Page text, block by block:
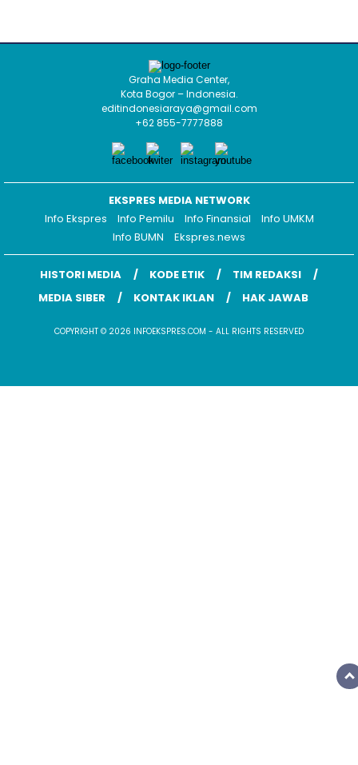
Graha Media Center,
Kota Bogor – Indonesia.
editindonesiaraya@gmail.com
+62 855-7777888
EKSPRES MEDIA NETWORK
Info Ekspres
Info Pemilu Info Finansial
Info UMKM
Info BUMN
Ekspres.news
HISTORI MEDIA KODE ETIK
TIM REDAKSI
MEDIA SIBER
KONTAK IKLAN HAK JAWAB
COPYRIGHT © 2026 INFOEKSPRES.COM - ALL RIGHTS RESERVED